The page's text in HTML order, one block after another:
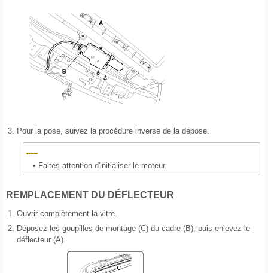
3. Pour la pose, suivez la procédure inverse de la dépose.
• Faites attention d'initialiser le moteur.
REMPLACEMENT DU DÉFLECTEUR
1. Ouvrir complètement la vitre.
2. Déposez les goupilles de montage (C) du cadre (B), puis enlevez le
déflecteur (A).